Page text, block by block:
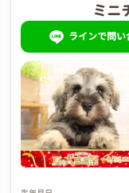
ミニ
ラインで問い